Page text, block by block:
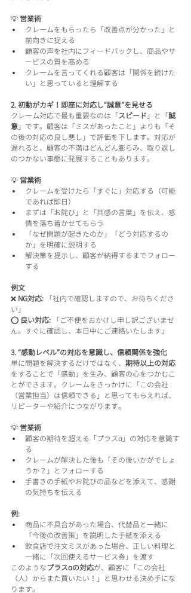
💡 営業術
クレームをもらったら「改善点が分かった」と
前向きに捉える
顧客の声を社内にフィードバックし、商品やサ
ービスの質を高める
クレームを言ってくれる顧客は「関係を続けた
い」と思っていると理解する
2. 初動がカギ！即座に対応し“誠意”を見せる
クレーム対応で最も重要なのは「スピード 」と「誠
意」です。顧客は「ミスがあったこと」よりも「そ
の後の対応の良し悪し」で評価を下します。対応が
遅れると、顧客の不満はどんどん膨らみ、取り返し
のつかない事態に発展することもあります。
💡 営業術
クレームを受けたら「すぐに」対応する（可能
であれば即日）
まずは「お詫び」と「共感の言葉」を伝え、感
情を落ち着かせてもらう
「なぜ問題が起きたのか」「どう対応するの
か」を明確に説明する
解決策を提示し、顧客が納得するまでフォロー
する
例文
❌ NG対応: 「社内で確認しますので、お待ちくださ
い」
⭕ 良い対応: 「ご不便をおかけし申し訳ございませ
ん。すぐに確認し、本日中にご連絡いたします」
3. “感動レベル”の対応を意識し、信頼関係を強化
単に問題を解決するだけではなく、 期待以上の対応
をすることで「感動」を生み、顧客の心をつかむこ
とができます。クレームをきっかけに「この会社
（営業担当）は信頼できる」と思ってもらえれば、
リピーターや紹介につながります。
💡 営業術
顧客の期待を超える「プラスα」の対応を意識す
る
クレームが解決した後も「その後いかがでしょ
うか？」とフォローする
手書きの手紙やお詫びの品などを添えて、感謝
の気持ちを伝える
例:
商品に不具合があった場合、代替品と一緒に
「今後の改善策」を説明した手紙を添える
飲食店で注文ミスがあった場合、正しい料理と
一緒に「次回使えるサービス券」を渡す
このようなプラスαの対応が、顧客に「この会社
（人）からまた買いたい！」と思わせる決め手にな
ります。